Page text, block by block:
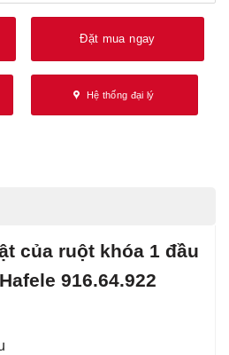
Đặt mua ngay
Hệ thống đại lý
của ruột khóa 1 đầu
916.64.922